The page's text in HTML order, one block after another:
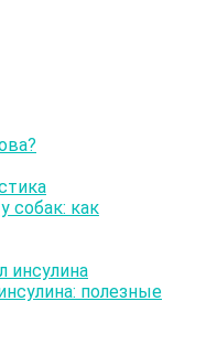
собак: как
полезные